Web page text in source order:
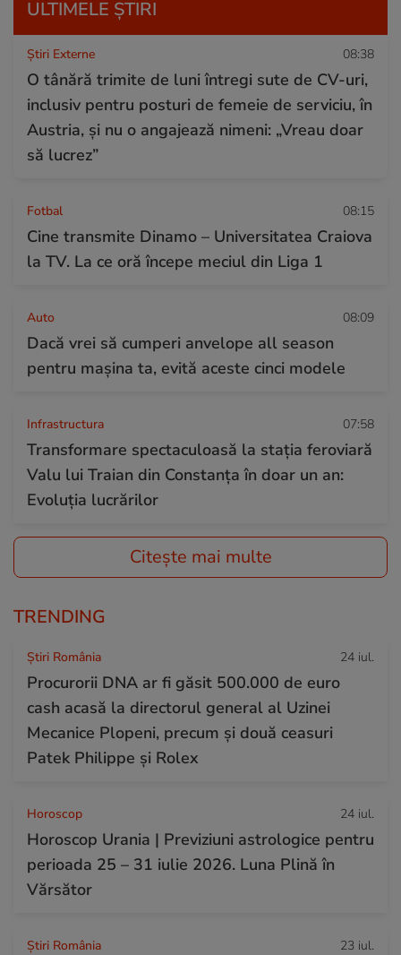
ULTIMELE ȘTIRI
Știri Externe 08:38
O tânără trimite de luni întregi sute de CV-uri,
inclusiv pentru posturi de femeie de serviciu, în
Austria, și nu o angajează nimeni: „Vreau doar
să lucrez”
Fotbal 08:15
Cine transmite Dinamo – Universitatea Craiova
la TV. La ce oră începe meciul din Liga 1
Auto 08:09
Dacă vrei să cumperi anvelope all season
pentru mașina ta, evită aceste cinci modele
Infrastructura 07:58
Transformare spectaculoasă la stația feroviară
Valu lui Traian din Constanța în doar un an:
Evoluția lucrărilor
Citește mai multe
TRENDING
Știri România 24 iul.
Procurorii DNA ar fi găsit 500.000 de euro
cash acasă la directorul general al Uzinei
Mecanice Plopeni, precum și două ceasuri
Patek Philippe și Rolex
Horoscop 24 iul.
Horoscop Urania | Previziuni astrologice pentru
perioada 25 – 31 iulie 2026. Luna Plină în
Vărsător
Știri România 23 iul.